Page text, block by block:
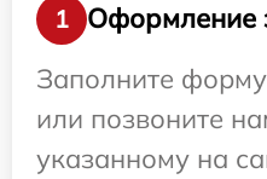
1
Оформление
Заполните
или позвоните
указанному на